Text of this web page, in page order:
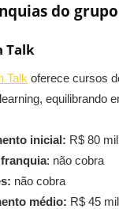
do
Talk
Talk oferece cursos
equilibrando
inicial: R$ 80
: não cobra
não cobra
médio: R$ 45 mil